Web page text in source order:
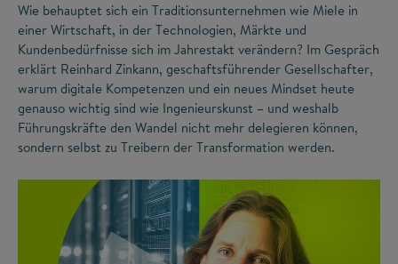
Wie behauptet sich ein Traditionsunternehmen wie Miele in
einer Wirtschaft, in der Technologien, Märkte und
Kundenbedürfnisse sich im Jahrestakt verändern? Im Gespräch
erklärt Reinhard Zinkann, geschaftsführender Gesellschafter,
warum digitale Kompetenzen und ein neues Mindset heute
genauso wichtig sind wie Ingenieurskunst – und weshalb
Führungskräfte den Wandel nicht mehr delegieren können,
sondern selbst zu Treibern der Transformation werden.